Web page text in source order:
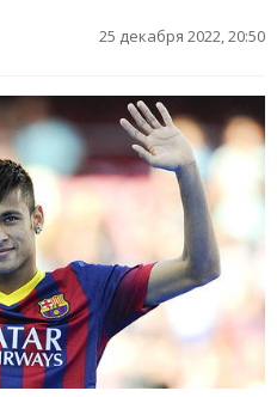
25 декабря 2022, 20:50